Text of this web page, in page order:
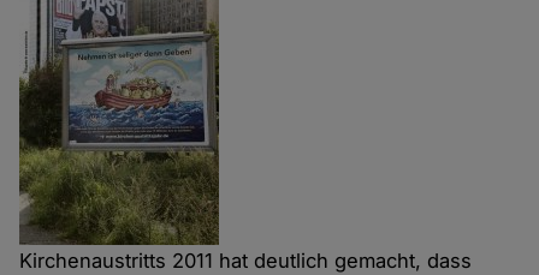
Kirchenaustritts 2011 hat deutlich gemacht, dass